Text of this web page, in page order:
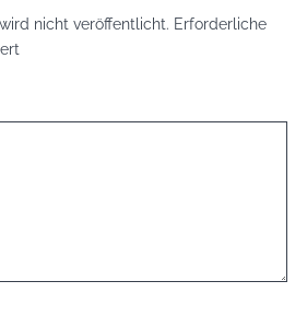
nicht veröffentlicht. Erforderliche